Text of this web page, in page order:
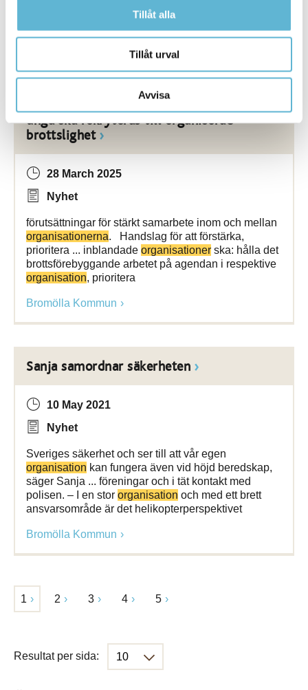
Tillåt alla
Tillåt urval
Avvisa
medlemskap i en frivilligorganisation. Vi ser därför
att du gärna blir medlem i C
Bromölla Kommun
unga ska rekryteras till organiserad
brottslighet
28 March 2025
Nyhet
förutsättningar för stärkt samarbete inom och mellan
organisationerna. Handslag för att förstärka,
prioritera ... inblandade organisationer ska: hålla det
brottsförebyggande arbetet på agendan i respektive
organisation, prioritera
Bromölla Kommun
Sanja samordnar säkerheten
10 May 2021
Nyhet
Sveriges säkerhet och ser till att vår egen
organisation kan fungera även vid höjd beredskap,
säger Sanja ... föreningar och i tät kontakt med
polisen. – I en stor organisation och med ett brett
ansvarsområde är det helikopterperspektivet
Bromölla Kommun
1 2 3 4 5
Resultat per sida: